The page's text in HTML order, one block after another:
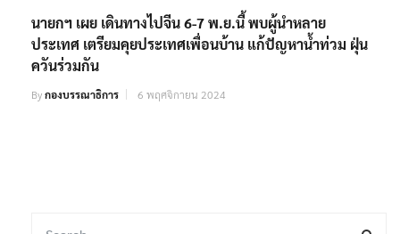
นายกฯ เผย เดินทางไปจีน 6-7 พ.ย.นี้ พบผู้นำหลาย
ประเทศ เตรียมคุยประเทศเพื่อนบ้าน แก้ปัญหาน้ำท่วม ฝุ่น
ควันร่วมกัน
Byกองบรรณาธิการ 6 พฤศจิกายน 2024